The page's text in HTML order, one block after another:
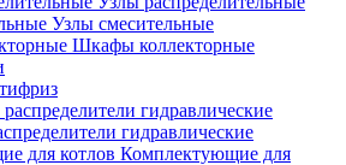
Узлы смесительные
Шкафы коллекторные
гидравлические
Комплектующие для